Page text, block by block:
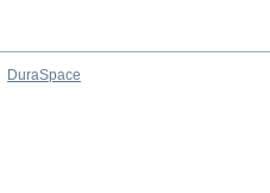
DuraSpace